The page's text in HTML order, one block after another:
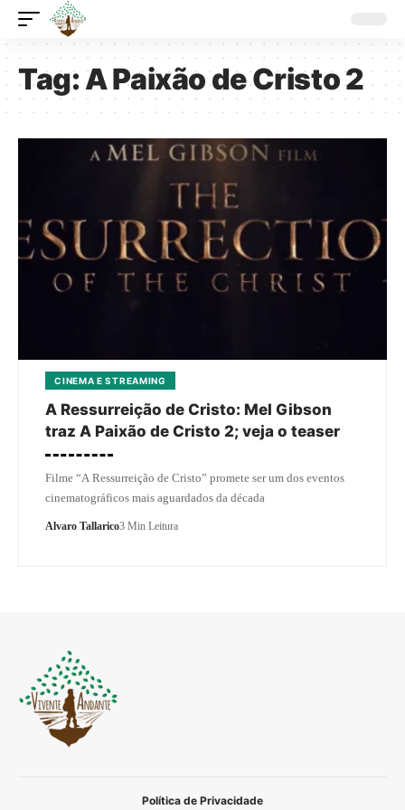
Tag:A Paixão de Cristo 2
CINEMA E STREAMING
A Ressurreição de Cristo: Mel Gibson
traz A Paixão de Cristo 2; veja o teaser
Filme “A Ressurreição de Cristo” promete ser um dos eventos
cinematográficos mais aguardados da década
Alvaro Tallarico3 Min Leitura
Política de Privacidade